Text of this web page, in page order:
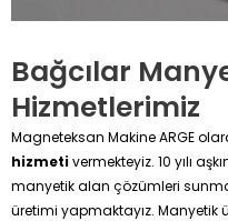
Bağcılar
Hizmetlerimiz
Magneteksan Makine ARGE
hizmetivermekteyiz. 10 yılı
manyetik alan çözümleri
üretimi yapmaktayız. Manyetik